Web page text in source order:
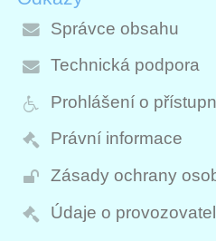
Správce obsahu
Technická podpora
Prohlášení o
Právní informace
Zásady ochrany
Údaje o